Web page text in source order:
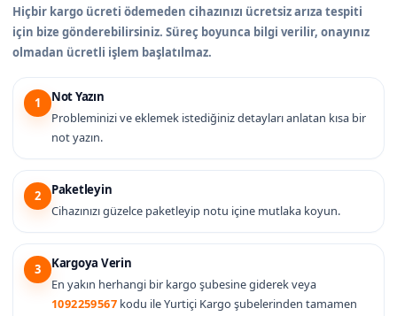
Hiçbir kargo ücreti ödemeden cihazınızı ücretsiz arıza tespiti
için bize gönderebilirsiniz. Süreç boyunca bilgi verilir, onayınız
olmadan ücretli işlem başlatılmaz.
1
Not Yazın
Probleminizi ve eklemek istediğiniz detayları anlatan kısa bir
not yazın.
2
Paketleyin
Cihazınızı güzelce paketleyip notu içine mutlaka koyun.
3
Kargoya Verin
En yakın herhangi bir kargo şubesine giderek veya
1092259567 kodu ile Yurtiçi Kargo şubelerinden tamamen